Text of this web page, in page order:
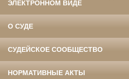
ЭЛЕКТРОННОМ ВИДЕ
О СУДЕ
СУДЕЙСКОЕ СООБЩЕСТВО
НОРМАТИВНЫЕ АКТЫ